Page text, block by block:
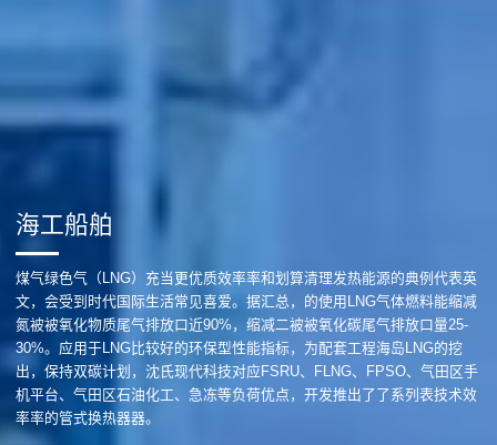
海工船舶
煤气绿色气（LNG）充当更优质效率率和划算清理发热能源的典例代表英
文，会受到时代国际生活常见喜爱。据汇总，的使用LNG气体燃料能缩减
氮被被氧化物质尾气排放口近90%，缩减二被被氧化碳尾气排放口量25-
30%。应用于LNG比较好的环保型性能指标，为配套工程海岛LNG的挖
出，保持双碳计划，沈氏现代科技对应FSRU、FLNG、FPSO、气田区手
机平台、气田区石油化工、急冻等负荷优点，开发推出了了系列表技术效
率率的管式换热器器。